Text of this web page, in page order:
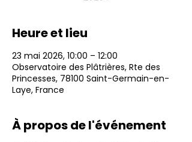
Heure et lieu
23 mai 2026, 10:00 – 12:00
Observatoire des Plâtrières, Rte des
Princesses, 78100 Saint-Germain-en-
Laye, France
À propos de l'événement